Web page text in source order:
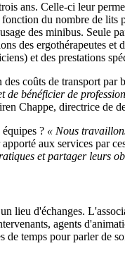
ans. Celle-ci leur
du nombre de
des minibus. Seule
des ergothérapeutes
et des prestations
coûts de transport
bénéficier de
Chappe, directrice de
? « Nous
aux services par
et partager leurs
lieu d'échanges.
agents
temps pour parler de